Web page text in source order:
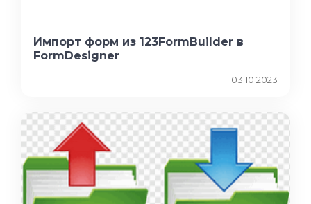
Импорт форм из 123FormBuilder в
FormDesigner
03.10.2023